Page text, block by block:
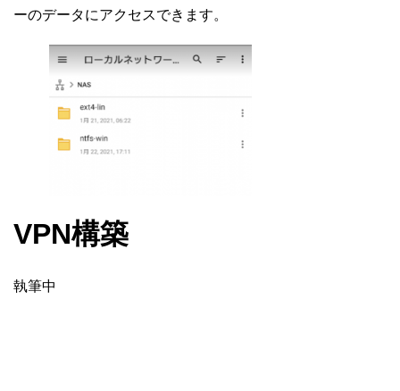
ーのデータにアクセスできます。
VPN構築
執筆中